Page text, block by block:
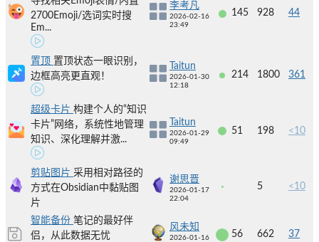
2700Emoji/选词实时搜
Em...
李考凡
2026-02-16
23:49
145 928 44
置顶 置顶状态一眼识别，
边框高亮更直观！
Taitun
2026-01-30
12:18
214 1800 361
超级卡片 构建个人的“知识
卡片”网络，系统性地管理
知识、深化理解并激...
Taitun
2026-01-29
09:49
51 198 <10
剪贴图片 采用相对路径的
方式在Obsidian中黏贴图
片
谢思晋
2026-01-17
22:04
5 <10
智能备份 笔记的最好伴
侣，从此数据无忧
风未知
2026-01-16
56 662 37